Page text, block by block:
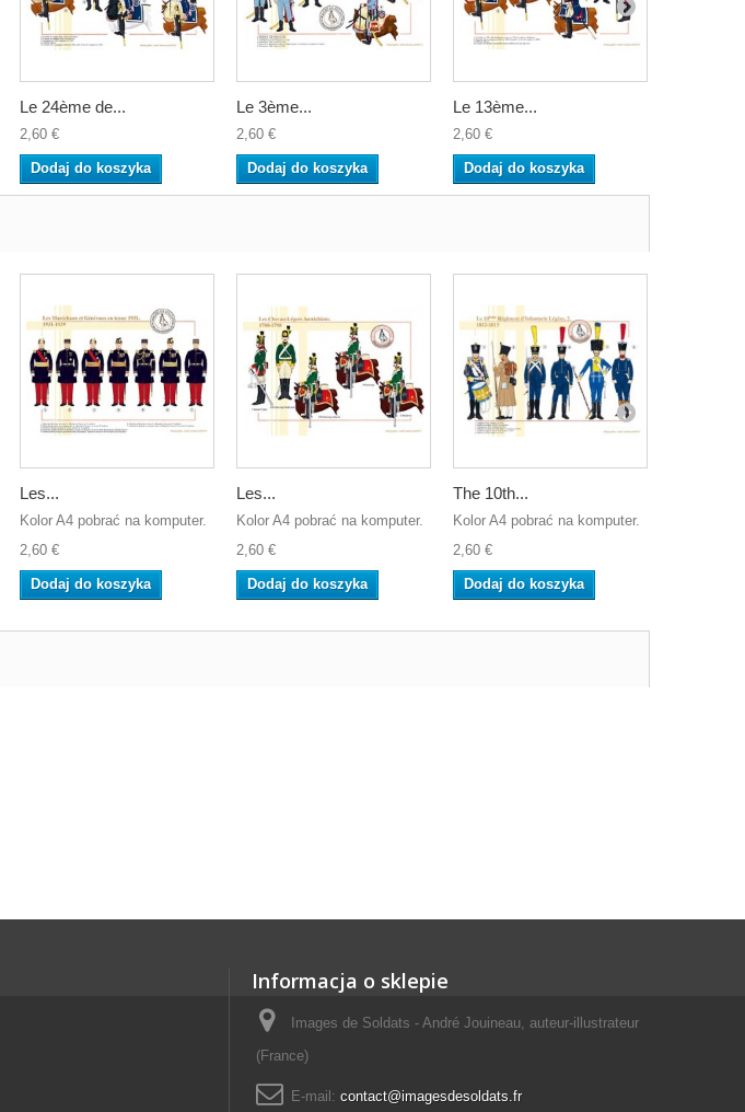
Le 24ème de...
2,60 €
Dodaj do koszyka
Le 3ème...
2,60 €
Dodaj do koszyka
Le 13ème...
2,60 €
Dodaj do koszyka
Les...
Kolor A4 pobrać na komputer.
2,60 €
Dodaj do koszyka
Les...
Kolor A4 pobrać na komputer.
2,60 €
Dodaj do koszyka
The 10th...
Kolor A4 pobrać na komputer.
2,60 €
Dodaj do koszyka
Informacja o sklepie
Images de Soldats - André Jouineau, auteur-illustrateur
(France)
E-mail: contact@imagesdesoldats.fr